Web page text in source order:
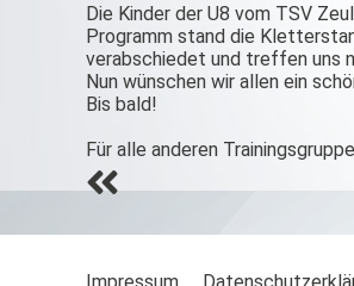
Die Kinder der U8 vom TSV
Programm stand die
verabschiedet und treffen uns
Nun wünschen wir allen ein
Bis bald!
Für alle anderen
Beitrags-
Navigation